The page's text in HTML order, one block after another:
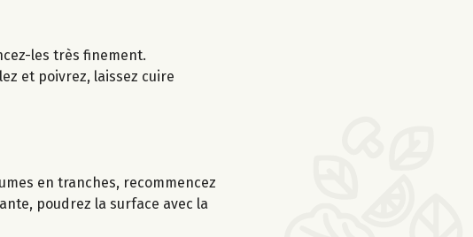
les très finement.
et poivrez, laissez cuire
en tranches, recommencez
poudrez la surface avec la